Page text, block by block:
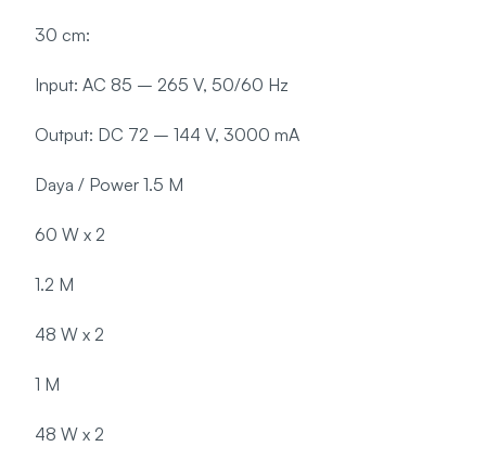
30 cm:
Input: AC 85 – 265 V, 50/60 Hz
Output: DC 72 – 144 V, 3000 mA
Daya / Power 1.5 M
60 W x 2
1.2 M
48 W x 2
1 M
48 W x 2